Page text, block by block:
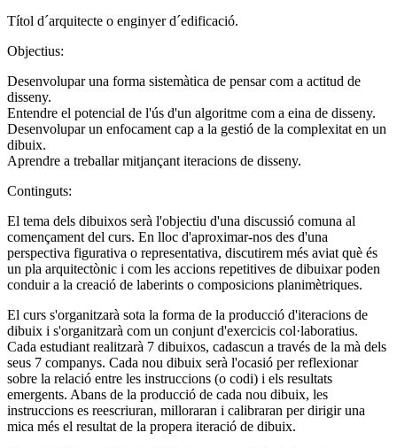
Títol d´arquitecte o enginyer d´edificació.
Objectius:
Desenvolupar una forma sistemàtica de pensar com a actitud de
disseny.
Entendre el potencial de l'ús d'un algoritme com a eina de disseny.
Desenvolupar un enfocament cap a la gestió de la complexitat en un
dibuix.
Aprendre a treballar mitjançant iteracions de disseny.
Continguts:
El tema dels dibuixos serà l'objectiu d'una discussió comuna al
començament del curs. En lloc d'aproximar-nos des d'una
perspectiva figurativa o representativa, discutirem més aviat què és
un pla arquitectònic i com les accions repetitives de dibuixar poden
conduir a la creació de laberints o composicions planimètriques.
El curs s'organitzarà sota la forma de la producció d'iteracions de
dibuix i s'organitzarà com un conjunt d'exercicis col·laboratius.
Cada estudiant realitzarà 7 dibuixos, cadascun a través de la mà dels
seus 7 companys. Cada nou dibuix serà l'ocasió per reflexionar
sobre la relació entre les instruccions (o codi) i els resultats
emergents. Abans de la producció de cada nou dibuix, les
instruccions es reescriuran, milloraran i calibraran per dirigir una
mica més el resultat de la propera iteració de dibuix.